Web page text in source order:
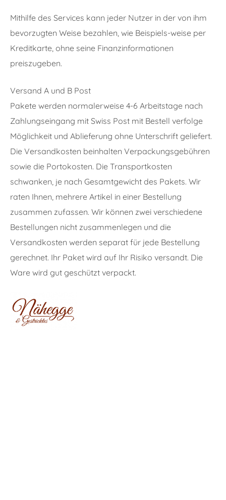
Mithilfe des Services kann jeder Nutzer in der von ihm
bevorzugten Weise bezahlen, wie Beispiels-weise per
Kreditkarte, ohne seine Finanzinformationen
preiszugeben.
Versand A und B Post
Pakete werden normalerweise 4-6 Arbeitstage nach
Zahlungseingang mit Swiss Post mit Bestell verfolge
Möglichkeit und Ablieferung ohne Unterschrift geliefert.
Die Versandkosten beinhalten Verpackungsgebühren
sowie die Portokosten. Die Transportkosten
schwanken, je nach Gesamtgewicht des Pakets. Wir
raten Ihnen, mehrere Artikel in einer Bestellung
zusammen zufassen. Wir können zwei verschiedene
Bestellungen nicht zusammenlegen und die
Versandkosten werden separat für jede Bestellung
gerechnet. Ihr Paket wird auf Ihr Risiko versandt. Die
Ware wird gut geschützt verpackt.